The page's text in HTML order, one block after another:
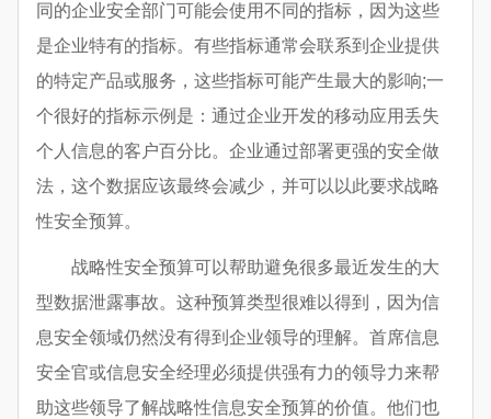
同的企业安全部门可能会使用不同的指标，因为这些
是企业特有的指标。有些指标通常会联系到企业提供
的特定产品或服务，这些指标可能产生最大的影响;一
个很好的指标示例是：通过企业开发的移动应用丢失
个人信息的客户百分比。企业通过部署更强的安全做
法，这个数据应该最终会减少，并可以以此要求战略
性安全预算。
战略性安全预算可以帮助避免很多最近发生的大
型数据泄露事故。这种预算类型很难以得到，因为信
息安全领域仍然没有得到企业领导的理解。首席信息
安全官或信息安全经理必须提供强有力的领导力来帮
助这些领导了解战略性信息安全预算的价值。他们也